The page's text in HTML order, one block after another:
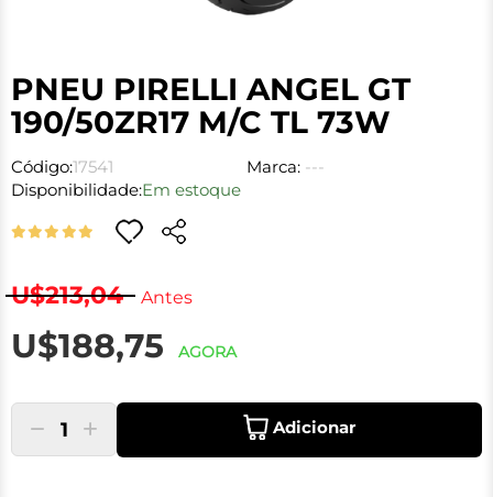
PNEU PIRELLI ANGEL GT
190/50ZR17 M/C TL 73W
Código:17541 Marca: ---
Disponibilidade:Em estoque
U$213,04 Antes
U$188,75 AGORA
1 Adicionar